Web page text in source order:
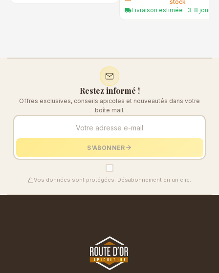
stock
local_shippingLivraison estimée : 3-8 jours
Restez informé !
Offres exclusives, conseils apicoles et nouveautés dans votre
boîte mail.
S'ABONNER
Vos données sont protégées. Désabonnement en un clic.